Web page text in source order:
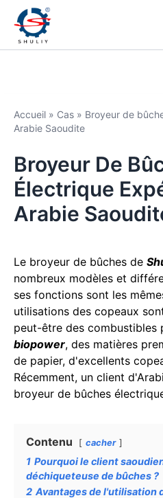
Accueil » Cas » Broyeur de
Arabie Saoudite
Broyeur De
Électrique
Arabie
Le broyeur de bûches de
nombreux modèles et
ses fonctions sont les
utilisations des copeaux
peut-être des combustibles
biopower, des matières
de papier, d'excellents
Récemment, un client
broyeur de bûches
Contenu cacher
1 Pourquoi le client
déchiqueteuse de bûches ?
2 Avantages de l'utilisation